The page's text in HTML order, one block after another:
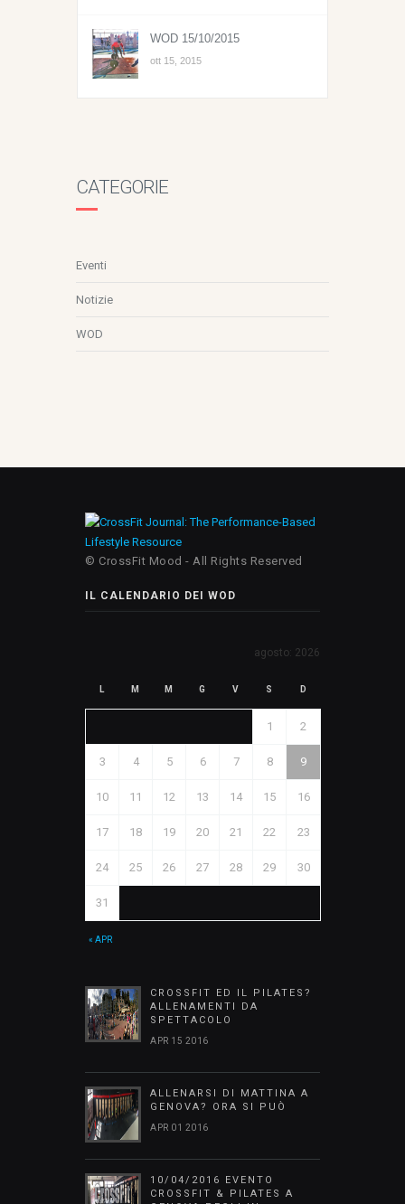
WOD 15/10/2015
ott 15, 2015
CATEGORIE
Eventi
Notizie
WOD
© CrossFit Mood - All Rights Reserved
IL CALENDARIO DEI WOD
agosto: 2026
L M M G V S D
« APR
1 2
3 4 5 6 7 8 9
10 11 12 13 14 15 16
17 18 19 20 21 22 23
24 25 26 27 28 29 30
31
CROSSFIT ED IL PILATES?
ALLENAMENTI DA
SPETTACOLO
APR 15 2016
ALLENARSI DI MATTINA A
GENOVA? ORA SI PUÒ
APR 01 2016
10/04/2016 EVENTO
CROSSFIT & PILATES A